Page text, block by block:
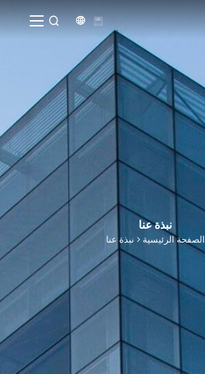


نبذة عنا
الصفحة الرئيسية نبذة عنا